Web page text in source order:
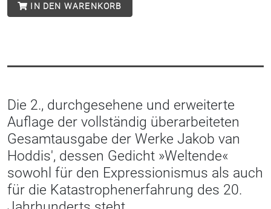
IN DEN WARENKORB
Die 2., durchgesehene und erweiterte
Auflage der vollständig überarbeiteten
Gesamtausgabe der Werke Jakob van
Hoddis', dessen Gedicht »Weltende«
sowohl für den Expressionismus als auch
für die Katastrophenerfahrung des 20.